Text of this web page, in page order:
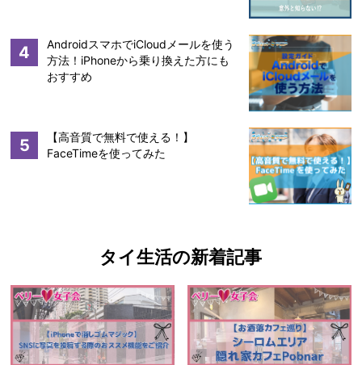
4
AndroidスマホでiCloudメールを使う
方法！iPhoneから乗り換えた方にも
おすすめ
5
【高音質で無料で使える！】
FaceTimeを使ってみた
タイ生活の新着記事